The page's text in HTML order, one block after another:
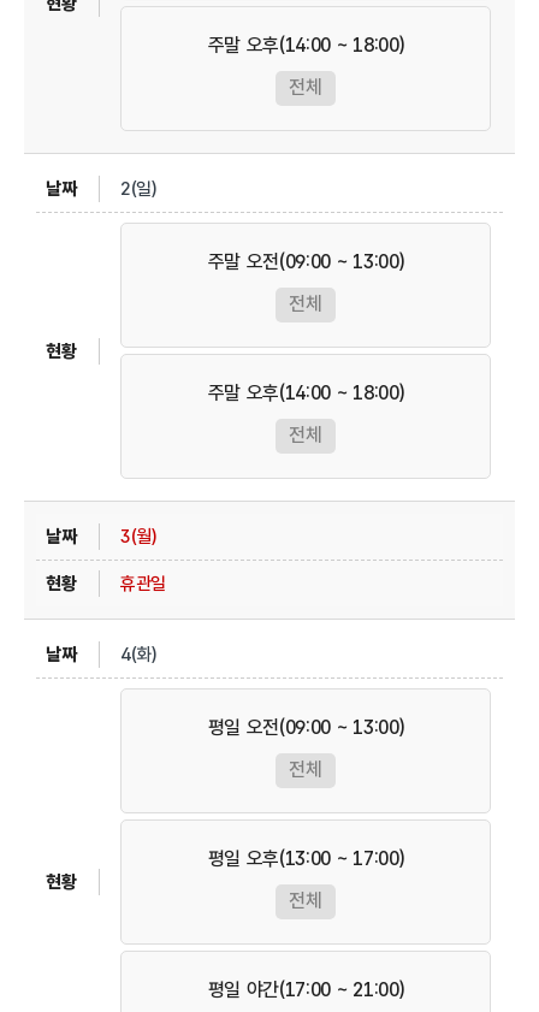
주말 오후(14:00 ~ 18:00)
전체
2(일)
주말 오전(09:00 ~ 13:00)
전체
주말 오후(14:00 ~ 18:00)
전체
3(월)
휴관일
4(화)
평일 오전(09:00 ~ 13:00)
전체
평일 오후(13:00 ~ 17:00)
전체
평일 야간(17:00 ~ 21:00)